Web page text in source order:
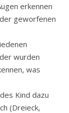
erkennen
geworfenen
wurden
was
Kind dazu
(Dreieck,